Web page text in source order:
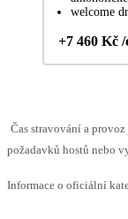
welcome
+7 460 Kč
Čas stravování a
požadavků hostů nebo
Informace o oficiální